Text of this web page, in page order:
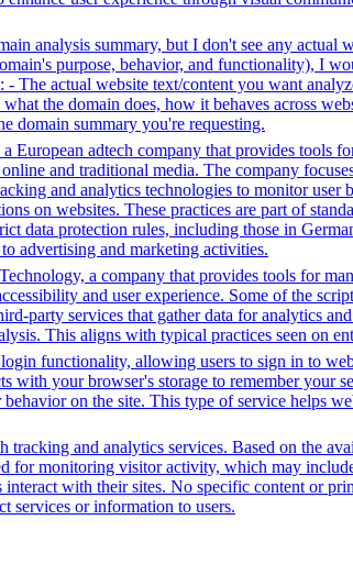
analysis summary, but I don't see any
purpose, behavior, and functionality), I
actual website text/content you want
the domain does, how it behaves across
domain summary you're requesting.
European adtech company that provides tools
and traditional media. The company
and analytics technologies to monitor
on websites. These practices are part of
data protection rules, including those in
advertising and marketing activities.
a company that provides tools for
and user experience. Some of the
party services that gather data for analytics
This aligns with typical practices seen on
functionality, allowing users to sign in to
with your browser's storage to remember
on the site. This type of service helps
tracking and analytics services. Based on the
for monitoring visitor activity, which may
with their sites. No specific content or
services or information to users.